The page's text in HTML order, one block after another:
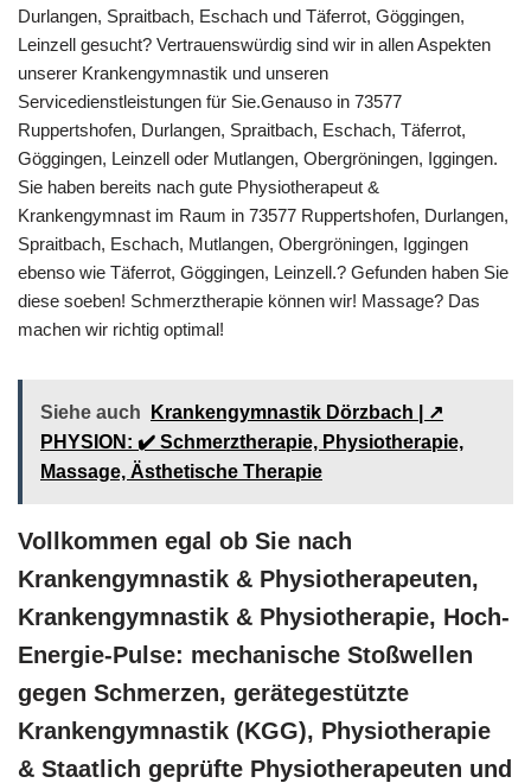
Durlangen, Spraitbach, Eschach und Täferrot, Göggingen,
Leinzell gesucht? Vertrauenswürdig sind wir in allen Aspekten
unserer Krankengymnastik und unseren
Servicedienstleistungen für Sie.Genauso in 73577
Ruppertshofen, Durlangen, Spraitbach, Eschach, Täferrot,
Göggingen, Leinzell oder Mutlangen, Obergröningen, Iggingen.
Sie haben bereits nach gute Physiotherapeut &
Krankengymnast im Raum in 73577 Ruppertshofen, Durlangen,
Spraitbach, Eschach, Mutlangen, Obergröningen, Iggingen
ebenso wie Täferrot, Göggingen, Leinzell.? Gefunden haben Sie
diese soeben! Schmerztherapie können wir! Massage? Das
machen wir richtig optimal!
Siehe auch
Krankengymnastik Dörzbach | ↗️
PHYSION: ✔️ Schmerztherapie, Physiotherapie,
Massage, Ästhetische Therapie
Vollkommen egal ob Sie nach
Krankengymnastik & Physiotherapeuten,
Krankengymnastik & Physiotherapie, Hoch-
Energie-Pulse: mechanische Stoßwellen
gegen Schmerzen, gerätegestützte
Krankengymnastik (KGG), Physiotherapie
& Staatlich geprüfte Physiotherapeuten und